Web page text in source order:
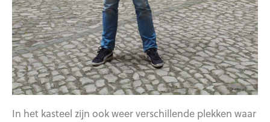
In het kasteel zijn ook weer verschillende plekken waar